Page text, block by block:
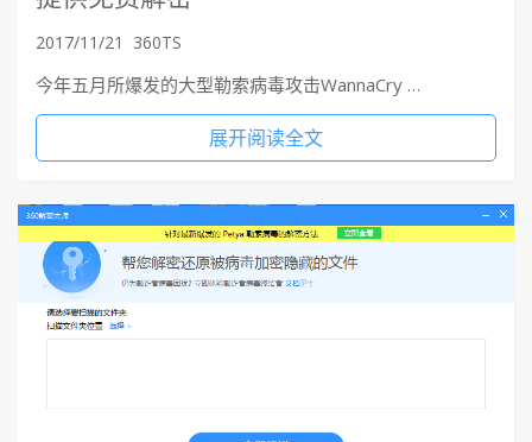
2017/11/21 360TS
今年五月所爆发的大型勒索病毒攻击WannaCry …
展开阅读全文